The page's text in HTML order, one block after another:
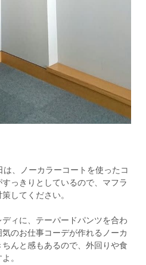
、ノーカラーコートを使ったコ
っきりとしているので、マフラ
してください。
ィに、テーパードパンツを合わ
のお仕事コーデが作れるノーカ
んと感もあるので、外回りや食
。